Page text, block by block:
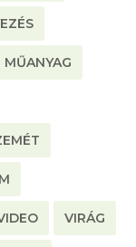
MŰANYAG
VIRÁG